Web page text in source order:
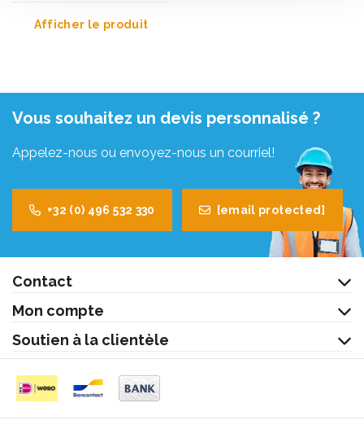
Afficher le produit
Vous souhaitez un devis personnalisé ?
Appelez-nous ou envoyez-nous un courriel!
+32 (0) 496 532 330 [email protected]
Contact
Mon compte
Soutien à la clientèle